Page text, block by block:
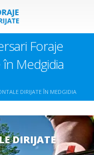
Foraje
Medgidia
DIRIJATE ÎN MEDGIDIA
DIRIJATE